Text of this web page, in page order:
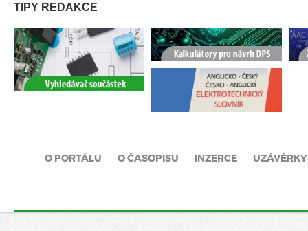
TIPY REDAKCE
O PORTÁLU O ČASOPISU INZERCE UZÁVĚRKY